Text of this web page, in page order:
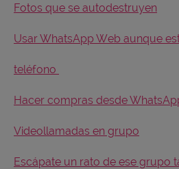
Fotos que se autodestruyen
Usar WhatsApp Web aunque
teléfono
Hacer compras desde
Videollamadas en grupo
Escápate un rato de ese grupo